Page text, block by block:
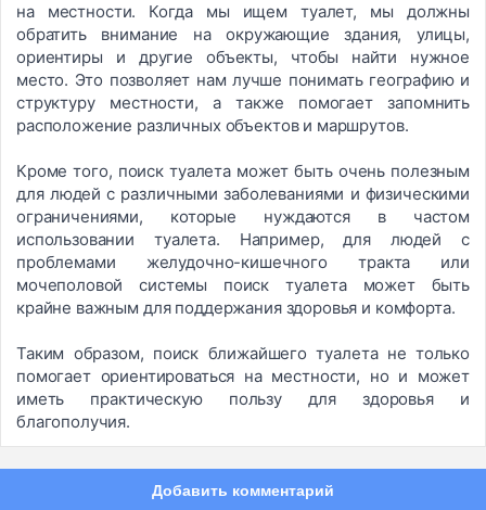
на местности. Когда мы ищем туалет, мы должны
обратить внимание на окружающие здания, улицы,
ориентиры и другие объекты, чтобы найти нужное
место. Это позволяет нам лучше понимать географию и
структуру местности, а также помогает запомнить
расположение различных объектов и маршрутов.
Кроме того, поиск туалета может быть очень полезным
для людей с различными заболеваниями и физическими
ограничениями, которые нуждаются в частом
использовании туалета. Например, для людей с
проблемами желудочно-кишечного тракта или
мочеполовой системы поиск туалета может быть
крайне важным для поддержания здоровья и комфорта.
Таким образом, поиск ближайшего туалета не только
помогает ориентироваться на местности, но и может
иметь практическую пользу для здоровья и
благополучия.
Добавить комментарий